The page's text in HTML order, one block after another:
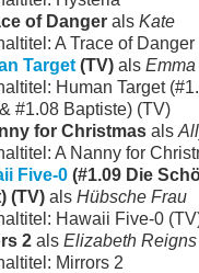
of Danger als Kate
A Trace of Danger
Target (TV) als
Human Target
#1.08 Baptiste) (TV)
for Christmas als
A Nanny for
Five-0 (#1.09 Die
(TV) als Hübsche Frau
Hawaii Five-0
2 als Elizabeth Reigns
Mirrors 2